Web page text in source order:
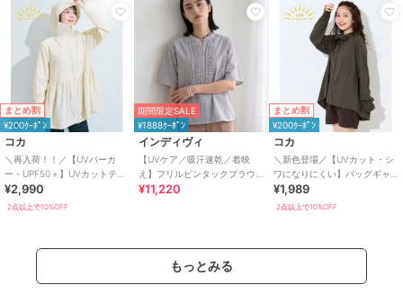
まとめ割
¥200ｸｰﾎﾟﾝ
コカ
＼再入荷！！／【UVパーカ
ー・UPF50＋】UVカットティ
アードパーカー 全4色
¥2,990
2点以上で10%OFF
期間限定SALE
¥1888ｸｰﾎﾟﾝ
インディヴィ
【UVケア／吸汗速乾／着映
え】フリルピンタックブラウ
ス
¥11,220
まとめ割
¥200ｸｰﾎﾟﾝ
コカ
＼新色登場／【UVカット・シ
ワになりにくい】バッグギャ
ザーUVパーカー 全4色
¥1,989
2点以上で10%OFF
もっとみる